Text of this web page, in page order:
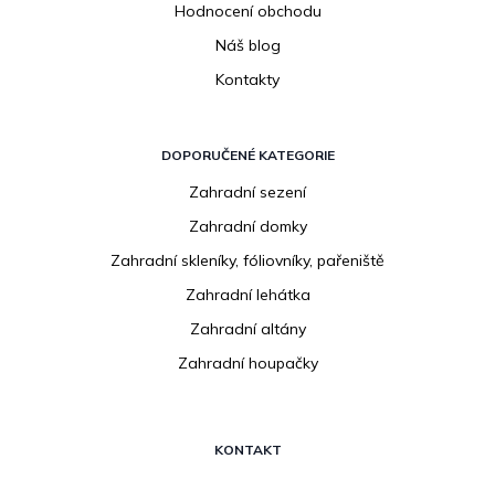
Hodnocení obchodu
Náš blog
Kontakty
DOPORUČENÉ KATEGORIE
Zahradní sezení
Zahradní domky
Zahradní skleníky, fóliovníky, pařeniště
Zahradní lehátka
Zahradní altány
Zahradní houpačky
KONTAKT